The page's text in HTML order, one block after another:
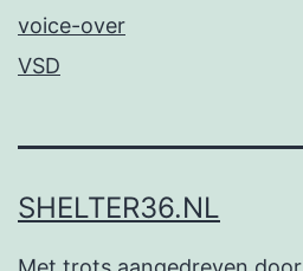
voice-over
VSD
SHELTER36.NL